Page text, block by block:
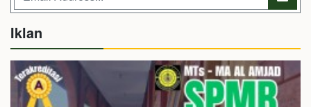
Iklan